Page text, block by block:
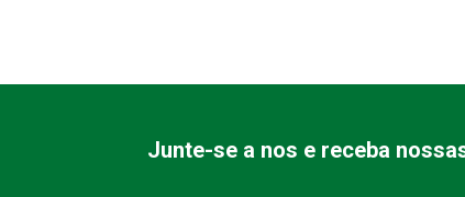
Junte-se a nos e receba